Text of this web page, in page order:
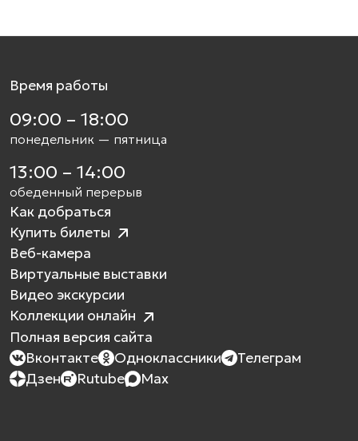
Время работы
09:00 – 18:00
понедельник — пятница
13:00 – 14:00
обеденный перерыв
Как добраться
Купить билеты
Веб-камера
Виртуальные выставки
Видео экскурсии
Коллекции онлайн
Полная версия сайта
Вконтакте
Одноклассники
Телеграм
Дзен
Rutube Max